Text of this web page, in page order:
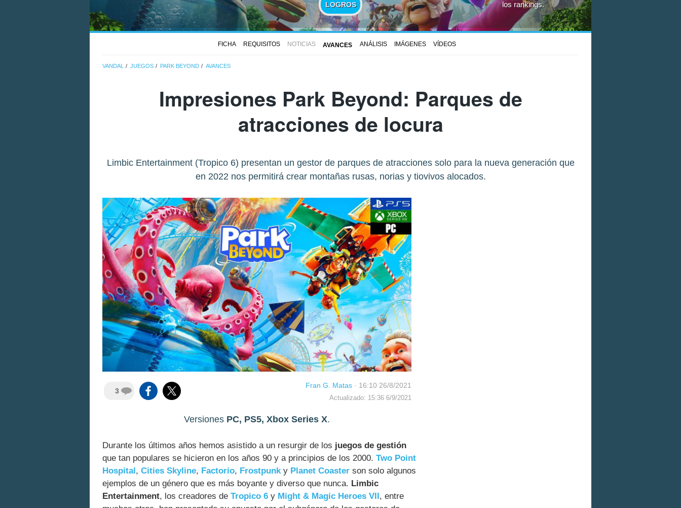
LOGROS
los rankings.
FICHA REQUISITOS NOTICIAS AVANCES ANÁLISIS IMÁGENES VÍDEOS
VANDAL JUEGOS PARK BEYOND AVANCES
Impresiones Park Beyond: Parques de
atracciones de locura
Limbic Entertainment (Tropico 6) presentan un gestor de parques de atracciones solo para la nueva generación que
en 2022 nos permitirá crear montañas rusas, norias y tiovivos alocados.
3
Fran G. Matas · 16:10 26/8/2021
Actualizado: 15:36 6/9/2021
Versiones PC, PS5, Xbox Series X.
Durante los últimos años hemos asistido a un resurgir de los juegos de gestión
que tan populares se hicieron en los años 90 y a principios de los 2000. Two Point
Hospital, Cities Skyline, Factorio, Frostpunk y Planet Coaster son solo algunos
ejemplos de un género que es más boyante y diverso que nunca. Limbic
Entertainment, los creadores de Tropico 6 y Might & Magic Heroes VII, entre